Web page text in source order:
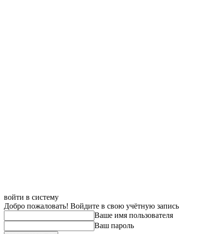
войти в систему
Добро пожаловать! Войдите в свою учётную запись
Ваше имя пользователя
Ваш пароль